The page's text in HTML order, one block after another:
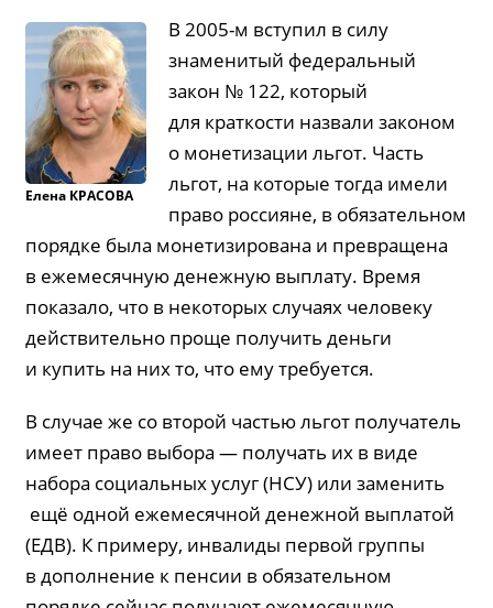
Елена КРАСОВА
В 2005-м вступил в силу
знаменитый федеральный
закон № 122, который
для краткости назвали законом
о монетизации льгот. Часть
льгот, на которые тогда имели
право россияне, в обязательном
порядке была монетизирована и превращена
в ежемесячную денежную выплату. Время
показало, что в некоторых случаях человеку
действительно проще получить деньги
и купить на них то, что ему требуется.
В случае же со второй частью льгот получатель
имеет право выбора — получать их в виде
набора социальных услуг (НСУ) или заменить
ещё одной ежемесячной денежной выплатой
(ЕДВ). К примеру, инвалиды первой группы
в дополнение к пенсии в обязательном